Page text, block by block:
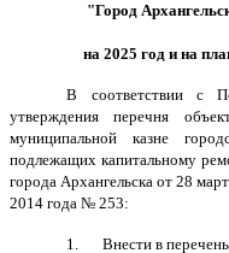
"Город
на 2025 год и на
В соответствии с
утверждения перечня
муниципальной казне
подлежащих капитальному
города Архангельска от 28
2014 года № 253:
1. Внести в перечень